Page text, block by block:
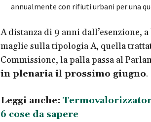
annualmente con rifiuti urbani per una
A distanza di 9 anni dall’esenzione,
maglie sulla tipologia A, quella
Commissione, la palla passa al
in plenaria il prossimo giugno.
Leggi anche:
6 cose da sapere